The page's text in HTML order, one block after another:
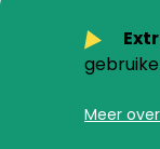
Meer over